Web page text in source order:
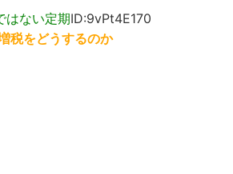
はない定期ID:9vPt4E170
税をどうするのか